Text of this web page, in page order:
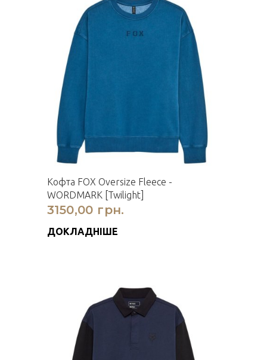
Кофта FOX Oversize Fleece -
WORDMARK [Twilight]
3150,00 грн.
ДОКЛАДНІШЕ